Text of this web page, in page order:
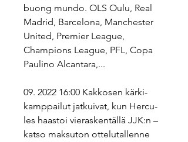
buong mundo. OLS Oulu, Real
Madrid, Barcelona, Manchester
United, Premier League,
Champions League, PFL, Copa
Paulino Alcantara,...
09. 2022 16:00 Kak­ko­sen kär­ki­
kamp­pai­lut jat­kui­vat, kun Her­cu­
les haastoi vie­ras­ken­täl­lä JJK:n –
katso mak­su­ton ot­te­lu­tal­len­ne